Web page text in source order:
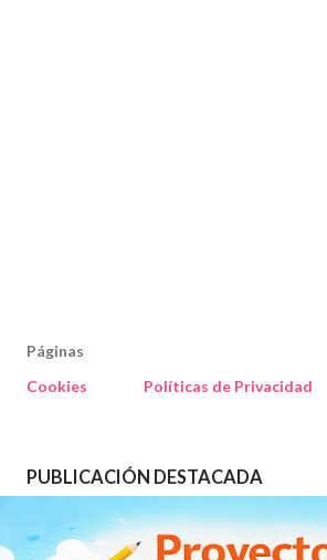
Páginas
Cookies
Políticas de Privacidad
PUBLICACIÓN DESTACADA